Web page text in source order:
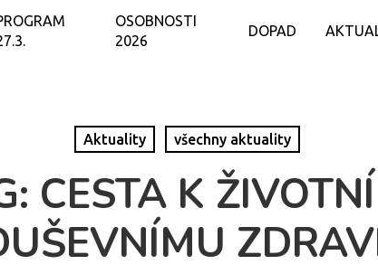
OSOBNOSTI
2026
DOPAD
Aktuality všechny aktuality
CESTA K